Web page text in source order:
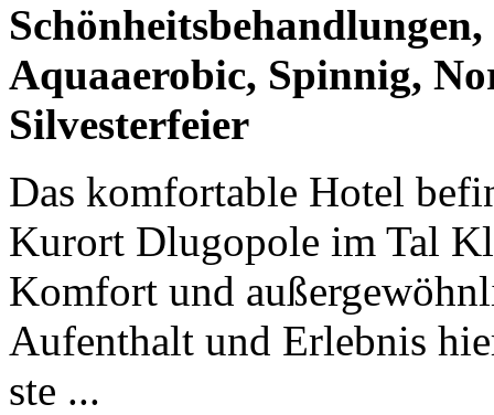
Aquaaerobic, Spinnig,
Silvesterfeier
Das komfortable Hotel
Kurort Dlugopole im Tal
Komfort und
Aufenthalt und Erlebnis
ste ...